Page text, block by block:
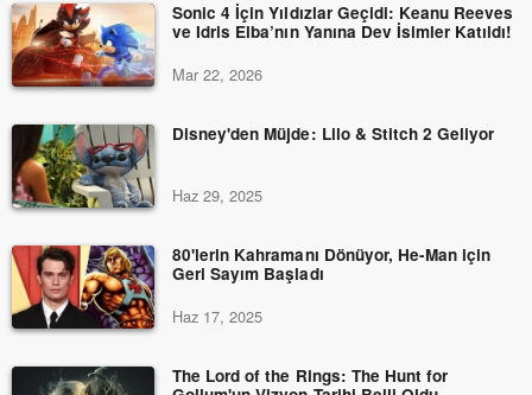
Sonic 4 İçin Yıldızlar Geçidi: Keanu Reeves
ve Idris Elba’nın Yanına Dev İsimler Katıldı!
Mar 22, 2026
Disney'den Müjde: Lilo & Stitch 2 Geliyor
Haz 29, 2025
80'lerin Kahramanı Dönüyor, He-Man için
Geri Sayım Başladı
Haz 17, 2025
The Lord of the Rings: The Hunt for